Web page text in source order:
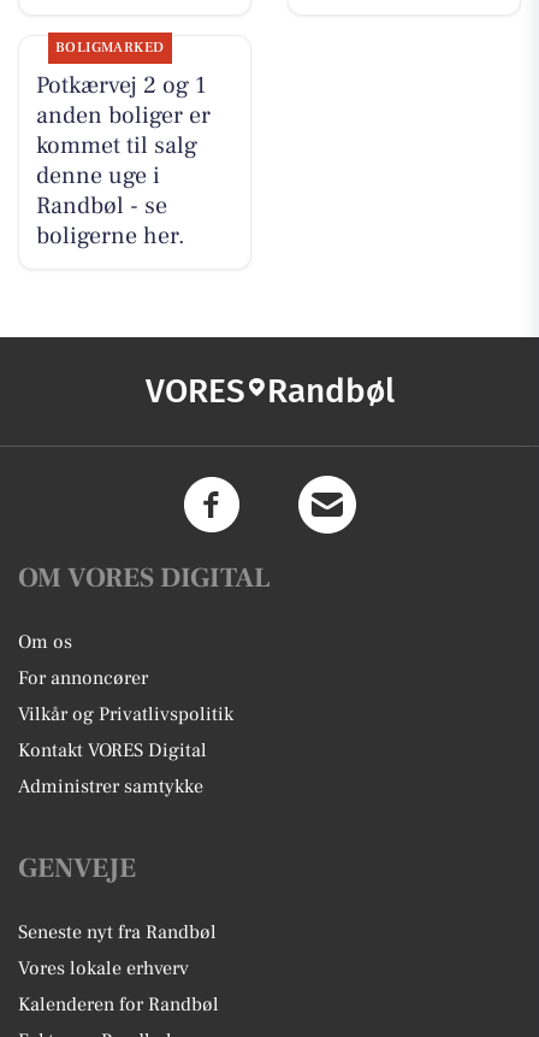
BOLIGMARKED
Potkærvej 2 og 1
anden boliger er
kommet til salg
denne uge i
Randbøl - se
boligerne her.
VORES Randbøl
OM VORES DIGITAL
Om os
For annoncører
Vilkår og Privatlivspolitik
Kontakt VORES Digital
Administrer samtykke
GENVEJE
Seneste nyt fra Randbøl
Vores lokale erhverv
Kalenderen for Randbøl